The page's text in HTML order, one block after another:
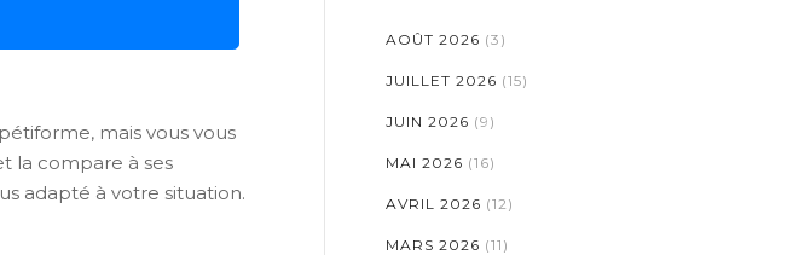
mais vous vous
la compare à ses
adapté à votre situation.
AOÛT 2026 (3)
JUILLET 2026 (15)
JUIN 2026 (9)
MAI 2026 (16)
AVRIL 2026 (12)
MARS 2026 (11)